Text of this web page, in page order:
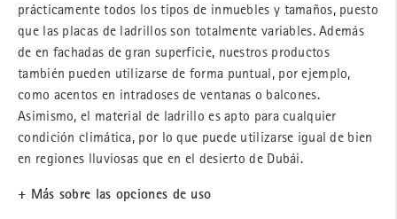
prácticamente todos los tipos de inmuebles y tamaños, puesto
que las placas de ladrillos son totalmente variables. Además
de en fachadas de gran superficie, nuestros productos
también pueden utilizarse de forma puntual, por ejemplo,
como acentos en intradoses de ventanas o balcones.
Asimismo, el material de ladrillo es apto para cualquier
condición climática, por lo que puede utilizarse igual de bien
en regiones lluviosas que en el desierto de Dubái.
+ Más sobre las opciones de uso